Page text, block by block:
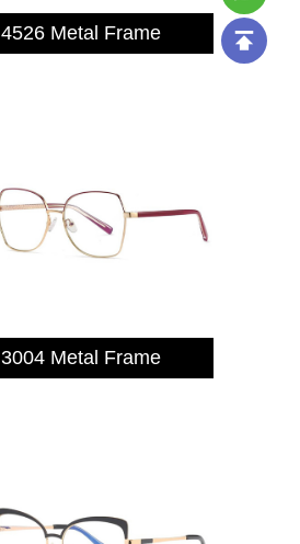
4526 Metal Frame
3004 Metal Frame